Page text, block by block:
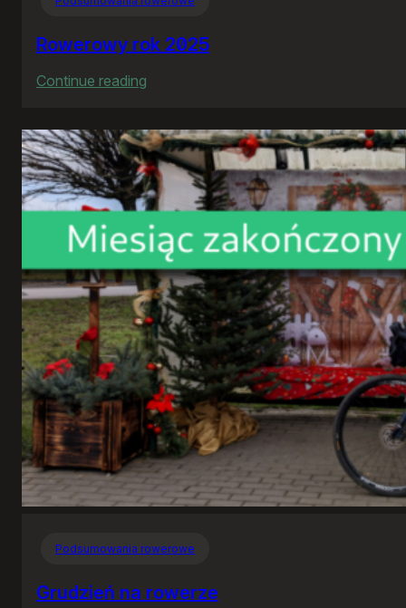
Rowerowy rok 2025
Continue reading
rok
2025
Podsumowania rowerowe
Grudzień na rowerze